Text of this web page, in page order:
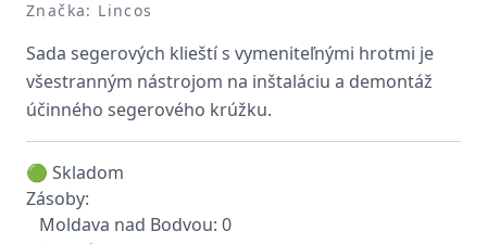
Značka: Lincos
Sada segerových klieští s vymeniteľnými hrotmi je
všestranným nástrojom na inštaláciu a demontáž
účinného segerového krúžku.
🟢 Skladom
Zásoby:
Moldava nad Bodvou: 0